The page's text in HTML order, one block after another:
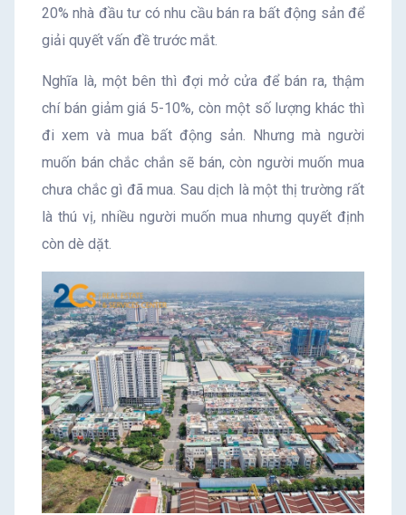
20% nhà đầu tư có nhu cầu bán ra bất động sản để
giải quyết vấn đề trước mắt.
Nghĩa là, một bên thì đợi mở cửa để bán ra, thậm
chí bán giảm giá 5-10%, còn một số lượng khác thì
đi xem và mua bất động sản. Nhưng mà người
muốn bán chắc chắn sẽ bán, còn người muốn mua
chưa chắc gì đã mua. Sau dịch là một thị trường rất
là thú vị, nhiều người muốn mua nhưng quyết định
còn dè dặt.